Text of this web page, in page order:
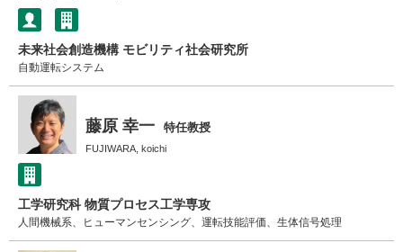
未来社会創造機構 モビリティ社会研究所
自動運転システム
藤原 幸一 特任教授
FUJIWARA, koichi
工学研究科 物質プロセス工学専攻
人間機械系、ヒューマンセンシング、運転技能評価、生体信号処理